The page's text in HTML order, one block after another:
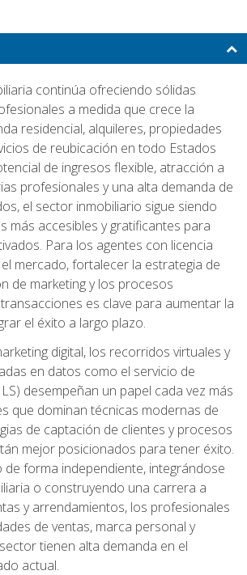
continúa ofreciendo sólidas
a medida que crece la
residencial, alquileres, propiedades
de reubicación en todo Estados
de ingresos flexible, atracción a
profesionales y una alta demanda de
el sector inmobiliario sigue siendo
más accesibles y gratificantes para
Para los agentes con licencia
mercado, fortalecer la estrategia de
de marketing y los procesos
es clave para aumentar la
el éxito a largo plazo.
digital, los recorridos virtuales y
en datos como el servicio de
desempeñan un papel cada vez más
que dominan técnicas modernas de
de captación de clientes y procesos
mejor posicionados para tener éxito.
de forma independiente, integrándose
o construyendo una carrera a
y arrendamientos, los profesionales
de ventas, marca personal y
tienen alta demanda en el
actual.